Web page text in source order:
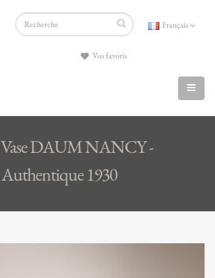
Français
Vos favoris
Vase DAUM NANCY -
Authentique 1930